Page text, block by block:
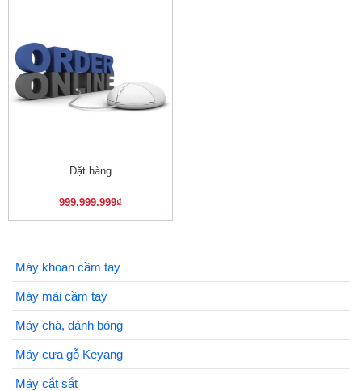
Đặt hàng
999.999.999₫
Máy khoan cầm tay
Máy mài cầm tay
Máy chà, đánh bóng
Máy cưa gỗ Keyang
Máy cắt sắt